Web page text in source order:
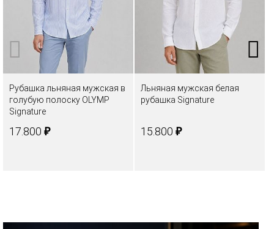
Рубашка льняная мужская в
голубую полоску OLYMP
Signature
17.800 ₽
Льняная мужская белая
рубашка Signature
15.800 ₽